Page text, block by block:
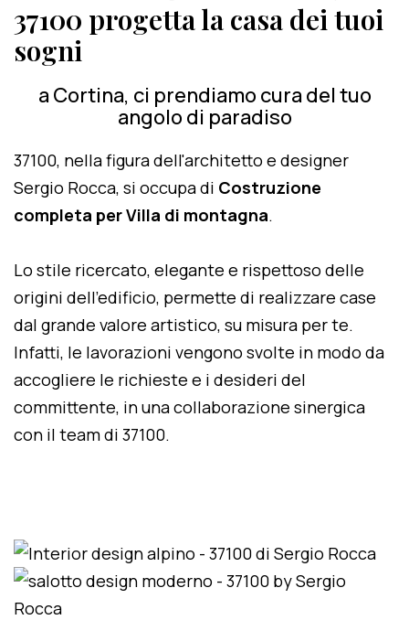
37100 progetta la casa dei tuoi
sogni
a Cortina, ci prendiamo cura del tuo
angolo di paradiso
37100, nella figura dell'architetto e designer
Sergio Rocca, si occupa di Costruzione
completa per Villa di montagna.
Lo stile ricercato, elegante e rispettoso delle
origini dell'edificio, permette di realizzare case
dal grande valore artistico, su misura per te.
Infatti, le lavorazioni vengono svolte in modo da
accogliere le richieste e i desideri del
committente, in una collaborazione sinergica
con il team di 37100.